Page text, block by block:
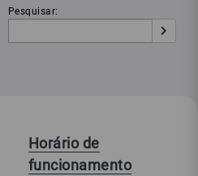
Pesquisar:
Horário de
funcionamento